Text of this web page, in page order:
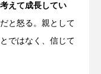
えて成長してい
だと怒る。親として
ではなく、信じて